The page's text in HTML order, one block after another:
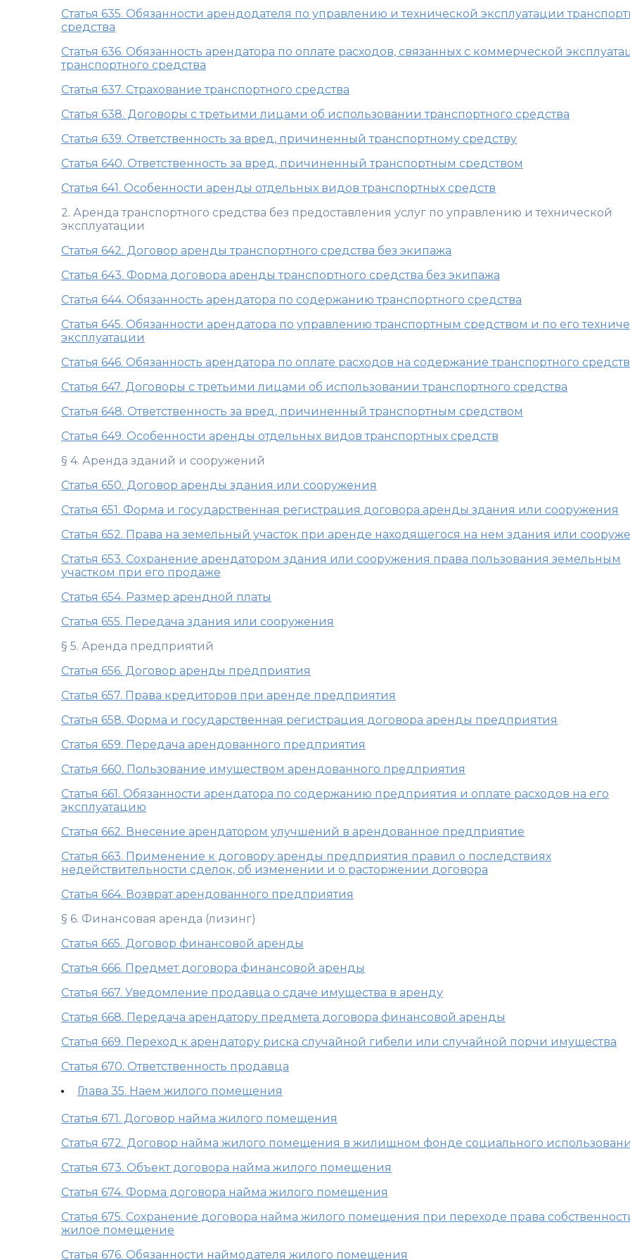
Статья 635. Обязанности арендодателя по управлению и технической эксплуатации
средства
Статья 636. Обязанность арендатора по оплате расходов, связанных с коммерческой
транспортного средства
Статья 637. Страхование транспортного средства
Статья 638. Договоры с третьими лицами об использовании транспортного средства
Статья 639. Ответственность за вред, причиненный транспортному средству
Статья 640. Ответственность за вред, причиненный транспортным средством
Статья 641. Особенности аренды отдельных видов транспортных средств
2. Аренда транспортного средства без предоставления услуг по управлению и технической
эксплуатации
Статья 642. Договор аренды транспортного средства без экипажа
Статья 643. Форма договора аренды транспортного средства без экипажа
Статья 644. Обязанность арендатора по содержанию транспортного средства
Статья 645. Обязанности арендатора по управлению транспортным средством и по его
эксплуатации
Статья 646. Обязанность арендатора по оплате расходов на содержание транспортного
Статья 647. Договоры с третьими лицами об использовании транспортного средства
Статья 648. Ответственность за вред, причиненный транспортным средством
Статья 649. Особенности аренды отдельных видов транспортных средств
§ 4. Аренда зданий и сооружений
Статья 650. Договор аренды здания или сооружения
Статья 651. Форма и государственная регистрация договора аренды здания или сооружения
Статья 652. Права на земельный участок при аренде находящегося на нем здания или
Статья 653. Сохранение арендатором здания или сооружения права пользования земельным
участком при его продаже
Статья 654. Размер арендной платы
Статья 655. Передача здания или сооружения
§ 5. Аренда предприятий
Статья 656. Договор аренды предприятия
Статья 657. Права кредиторов при аренде предприятия
Статья 658. Форма и государственная регистрация договора аренды предприятия
Статья 659. Передача арендованного предприятия
Статья 660. Пользование имуществом арендованного предприятия
Статья 661. Обязанности арендатора по содержанию предприятия и оплате расходов на его
эксплуатацию
Статья 662. Внесение арендатором улучшений в арендованное предприятие
Статья 663. Применение к договору аренды предприятия правил о последствиях
недействительности сделок, об изменении и о расторжении договора
Статья 664. Возврат арендованного предприятия
§ 6. Финансовая аренда (лизинг)
Статья 665. Договор финансовой аренды
Статья 666. Предмет договора финансовой аренды
Статья 667. Уведомление продавца о сдаче имущества в аренду
Статья 668. Передача арендатору предмета договора финансовой аренды
Статья 669. Переход к арендатору риска случайной гибели или случайной порчи имущества
Статья 670. Ответственность продавца
Глава 35. Наем жилого помещения
Статья 671. Договор найма жилого помещения
Статья 672. Договор найма жилого помещения в жилищном фонде социального
Статья 673. Объект договора найма жилого помещения
Статья 674. Форма договора найма жилого помещения
Статья 675. Сохранение договора найма жилого помещения при переходе права
жилое помещение
Статья 676. Обязанности наймодателя жилого помещения